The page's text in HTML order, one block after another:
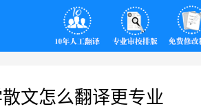
文怎么翻译更专业